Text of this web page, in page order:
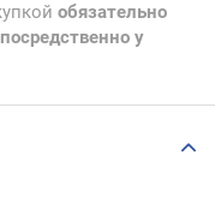
обязательно
у